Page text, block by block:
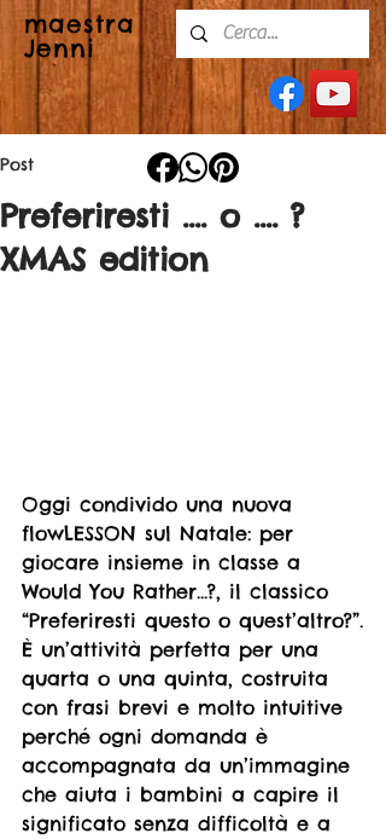
maestra
Jenni
Post
Preferiresti .... o .... ?
XMAS edition
Oggi condivido una nuova
flowLESSON sul Natale: per
giocare insieme in classe a
Would You Rather...?, il classico
“Preferiresti questo o quest’altro?”.
È un’attività perfetta per una
quarta o una quinta, costruita
con frasi brevi e molto intuitive
perché ogni domanda è
accompagnata da un’immagine
che aiuta i bambini a capire il
significato senza difficoltà e a